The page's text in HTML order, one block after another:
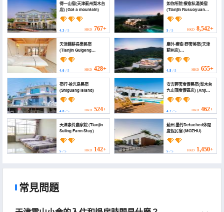
得一山宿(天津薊州梨木台
店) (Got a mountain)
4.3 / 5 HKD 767+
如你所院·療愈私湯美宿
(Tianjin Rusuoyuan
Homestay)
5/ 5 HKD 8,542+
天津歸耕長樂民宿
(Tianjin Guigeng
Changle Homestay)
4.6 / 5 HKD 428+
塵外·療愈·野奢美宿(天津
薊州店)
(Chenwai·Private Tang
Homestay (Tianjin
Zhangzhou Branch))
4.8/ 5 HKD 655+
宿行·拾光島民宿
(Shiguang Island)
4.8 / 5 HKD 524+
安吉輕奢度假民宿(梨木台
九山頂度假區店) (Anji
Light Luxury Holiday
Homestay)
4.2/ 5 HKD 462+
天津素伶農家院 (Tianjin
Suling Farm Stay)
5 / 5 HKD 142+
薊州·墨竹Detached休閒
度假民宿 (MOZHU)
5/ 5 HKD 1,450+
常見問題